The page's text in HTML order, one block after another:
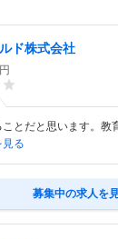
ド株式会社
とだと思います。教
る
募集中の求人を